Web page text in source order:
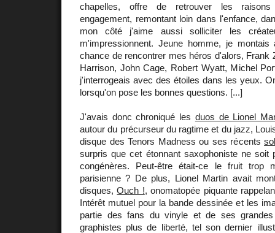
chapelles, offre de retrouver les
engagement, remontant loin dans l'enfance,
mon côté j'aime aussi solliciter les
m'impressionnent. Jeune homme, je
chance de rencontrer mes héros d'alors, Frank
Harrison, John Cage, Robert Wyatt, Michel
j'interrogeais avec des étoiles dans les yeux.
lorsqu'on pose les bonnes questions. [...]
J'avais donc chroniqué les duos de Lionel
autour du précurseur du ragtime et du jazz,
disque des Tenors Madness ou ses récents
surpris que cet étonnant saxophoniste ne soit
congénères. Peut-être était-ce le fruit trop
parisienne ? De plus, Lionel Martin avait
disques,Ouch !, onomatopée piquante
Intérêt mutuel pour la bande dessinée et les
partie des fans du vinyle et de ses
graphistes plus de liberté, tel son dernier